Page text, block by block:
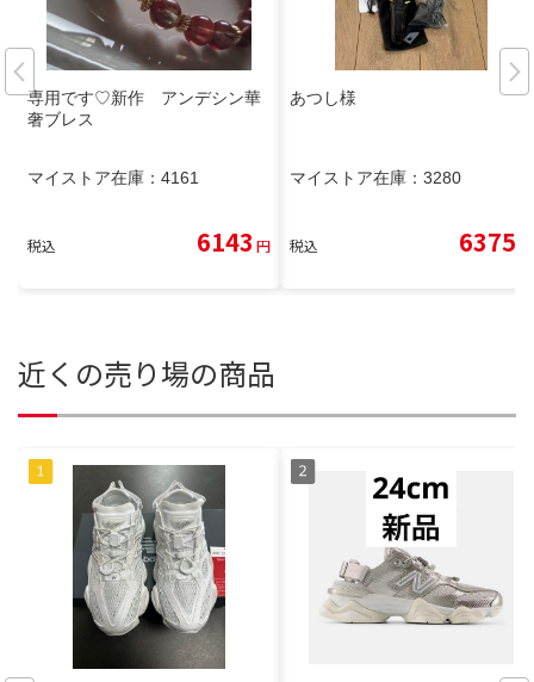
専用です♡新作 アンデシン華
奢ブレス
マイストア在庫： 4161
税込 6143 円
あつし様
マイストア在庫： 3280
税込 6375
近くの売り場の商品